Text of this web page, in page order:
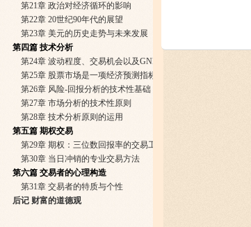
第21章 政治对经济循环的影响
第22章 20世纪90年代的展望
第23章 美元的历史走势与未来发展
第四篇 技术分析
第24章 波动程度、交易机会以及GNP的增长
第25章 股票市场是一项经济预测指标：历史的启示
第26章 风险-回报分析的技术性基础
第27章 市场分析的技术性原则
第28章 技术分析原则的运用
第五篇 期权交易
第29章 期权：三位数回报率的交易工具
第30章 当日冲销的专业交易方法
第六篇 交易者的心理构造
第31章 交易者的特质与个性
后记 财富的道德观